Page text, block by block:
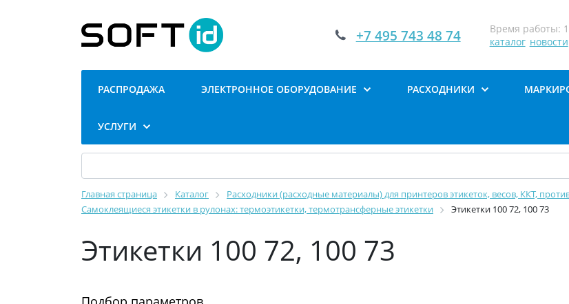
+7 495 743 48 74
Время работы:
каталог новости
РАСПРОДАЖА ЭЛЕКТРОННОЕ ОБОРУДОВАНИЕ РАСХОДНИКИ
УСЛУГИ
Главная страница Каталог
Расходники (расходные материалы) для принтеров этикеток, весов, ККТ,
Самоклеящиеся этикетки в рулонах: термоэтикетки, термотрансферные этикетки
Этикетки 100 72, 100 73
Этикетки 100 72, 100 73